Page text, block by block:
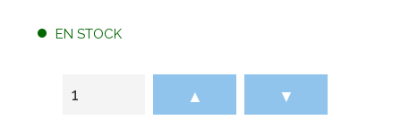
EN STOCK
▲ ▼